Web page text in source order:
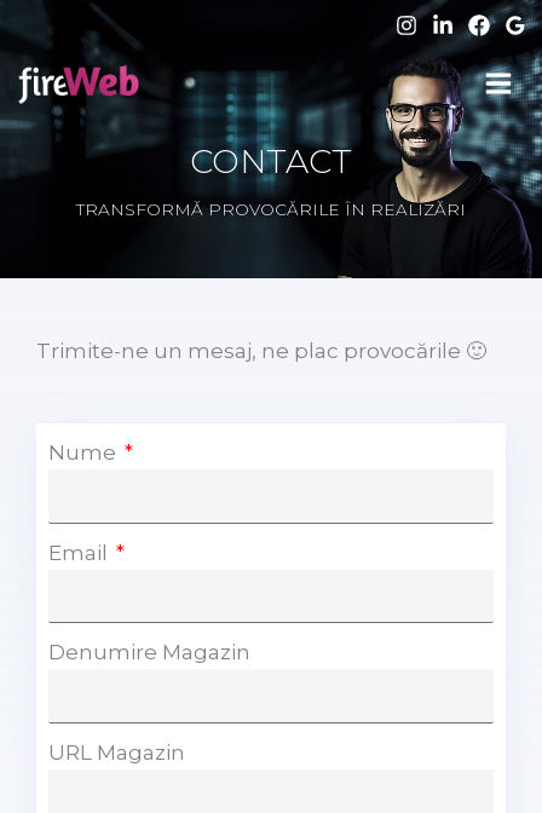
content
CONTACT
TRANSFORMĂ PROVOCĂRILE ÎN REALIZĂRI
Trimite-ne un mesaj, ne plac provocările 🙂
Nume
Email
Denumire Magazin
URL Magazin